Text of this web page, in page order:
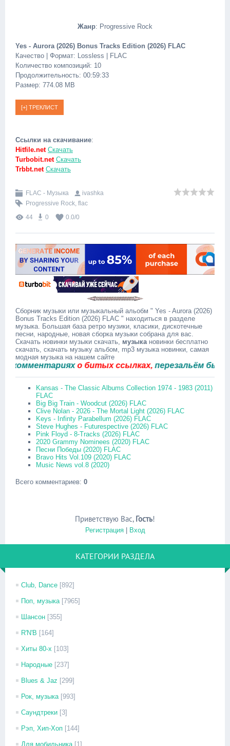
Жанр: Progressive Rock
Yes - Aurora (2026) Bonus Tracks Edition (2026) FLAC
Качество | Формат: Lossless | FLAC
Количество композиций: 10
Продолжительность: 00:59:33
Размер: 774.08 MB
Ссылки на скачивание:
Hitfile.net Скачать
Turbobit.net Скачать
Trbbt.net Скачать
FLAC - Музыка
ivashka
Progressive Rock, flac
44
0 0.0/0
Сборник музыки или музыкальный альобм " Yes - Aurora (2026)
Bonus Tracks Edition (2026) FLAC " находиться в разделе
музыка. Большая база ретро музики, класики, дискотечные
песни, народные, новая сборка музыки собрана для вас.
Скачать новинки музыки скачать, музыкановинки бесплатно
скачать, скачать музыку альбом, mp3 музыка новинки, самая
модная музыка на нашем сайте
о битых ссылках,перезальём быстро.
Kansas - The Classic Albums Collection 1974 - 1983 (2011)
FLAC
Big Big Train - Woodcut (2026) FLAC
Clive Nolan - 2026 - The Mortal Light (2026) FLAC
Keys - Infinty Parabellum (2026) FLAC
Steve Hughes - Futurespective (2026) FLAC
Pink Floyd - 8-Tracks (2026) FLAC
2020 Grammy Nominees (2020) FLAC
Песни Победы (2020) FLAC
Bravo Hits Vol.109 (2020) FLAC
Music News vol.8 (2020)
Всего комментариев: 0
Приветствую Вас, Гость!
Регистрация| Вход
КАТЕГОРИИ РАЗДЕЛА
Club, Dance [892]
Поп, музыка [7965]
Шансон [355]
R'N'B [164]
Хиты 80-х [103]
Народные [237]
Blues & Jaz [299]
Рок, музыка [993]
Саундтреки [3]
Рэп, Хип-Хоп [144]
Для мобильника [1]